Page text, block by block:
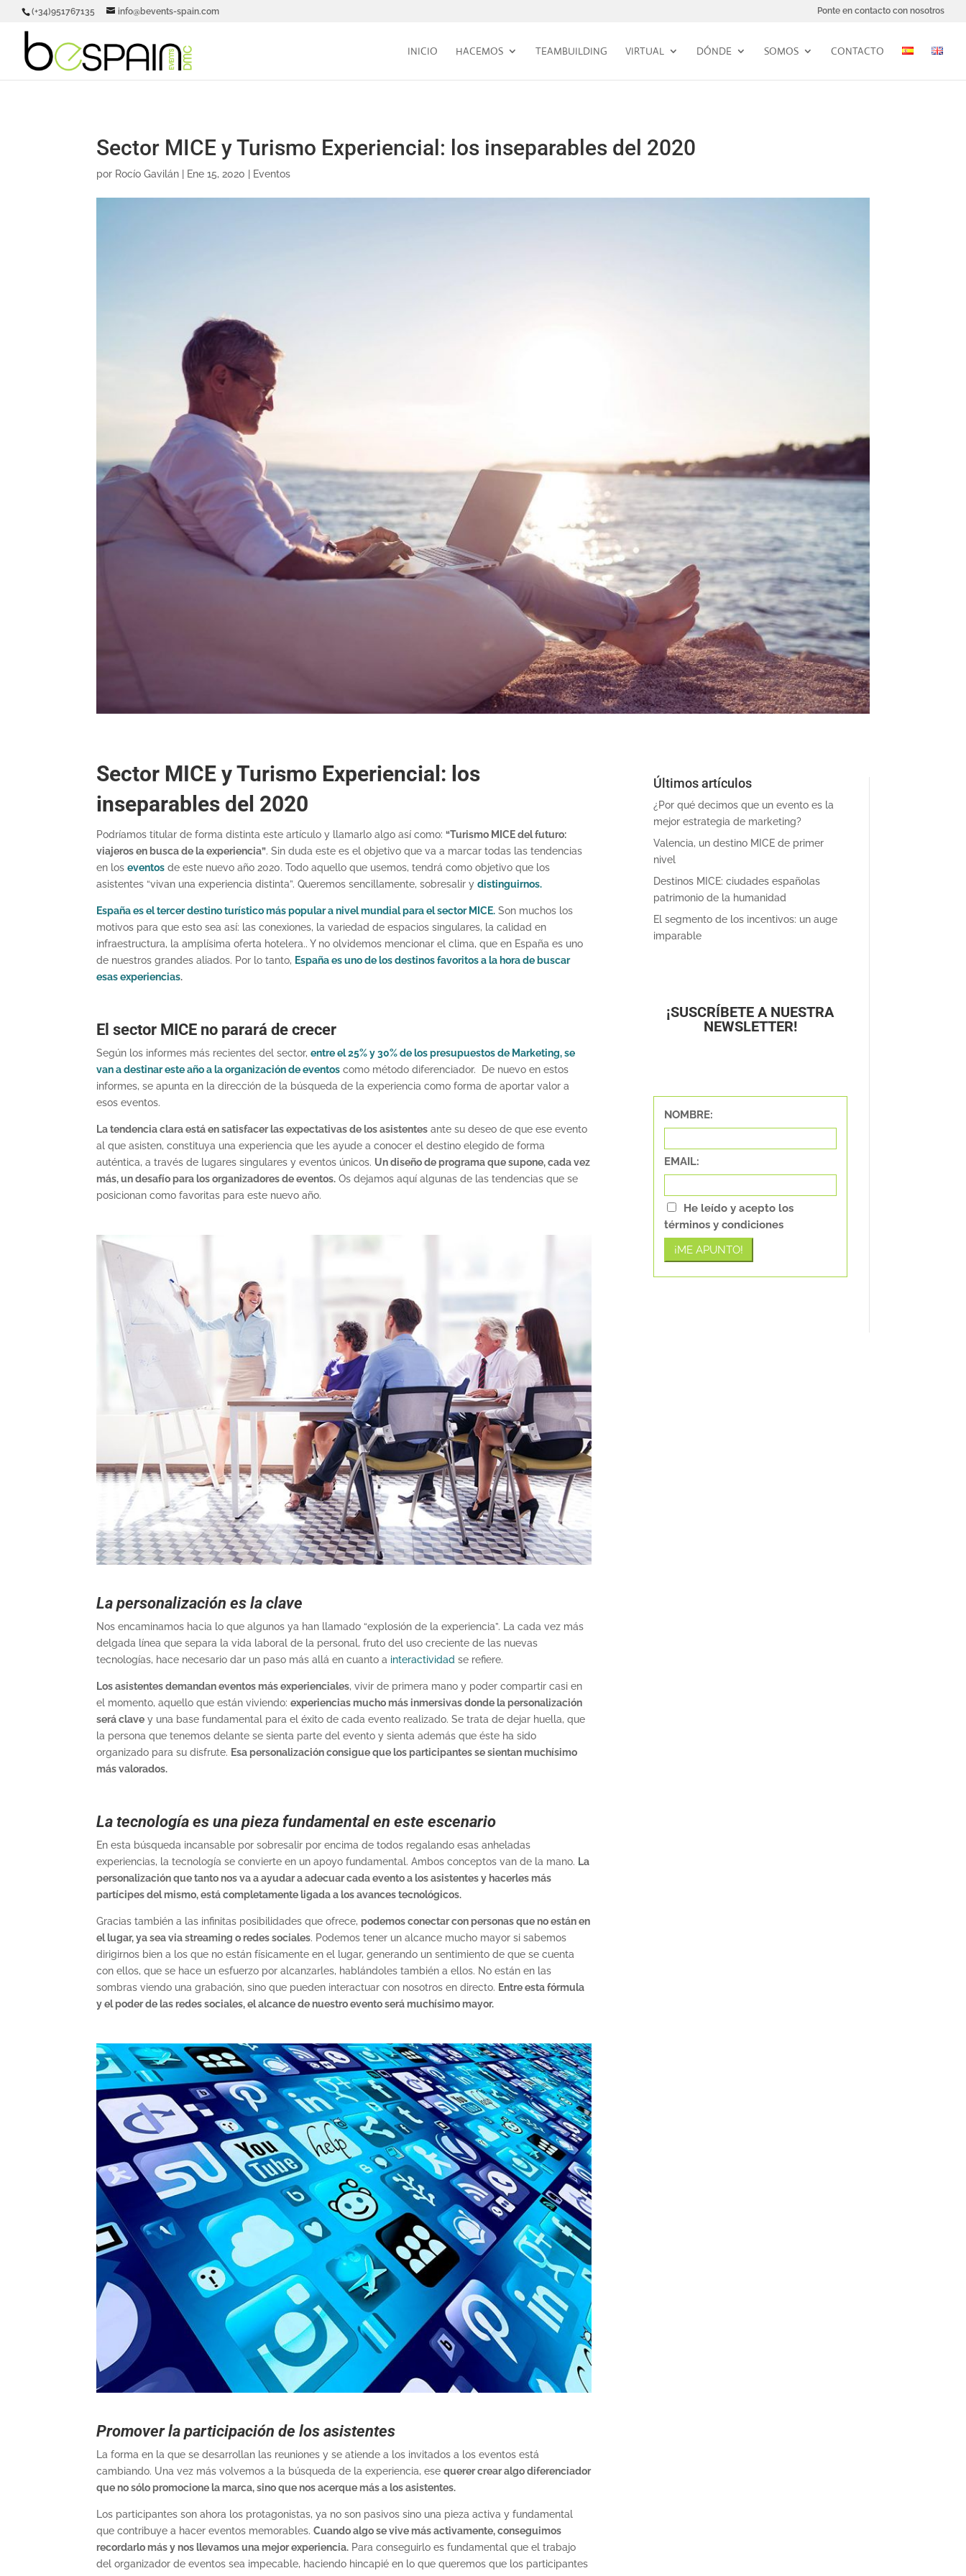
(+34)951767135 info@bevents-spain.com Ponte en contacto con nosotros
INICIO HACEMOS TEAMBUILDING VIRTUAL DÓNDE SOMOS CONTACTO
Sector MICE y Turismo Experiencial: los inseparables del 2020
por Rocío Gavilán Ene 15, 2020 Eventos
Sector MICE y Turismo Experiencial: los
inseparables del 2020
Podríamos titular de forma distinta este artículo y llamarlo algo así como:“Turismo MICE del futuro:
viajeros en busca de la experiencia”. Sin duda este es el objetivo que va a marcar todas las tendencias
en loseventos de este nuevo año 2020. Todo aquello que usemos, tendrá como objetivo que los
asistentes “vivan una experiencia distinta”. Queremos sencillamente, sobresalir ydistinguirnos.
España es el tercer destino turístico más popular a nivel mundial para el sector MICE. Son muchos los
motivos para que esto sea así: las conexiones, la variedad de espacios singulares, la calidad en
infraestructura, la amplísima oferta hotelera.. Y no olvidemos mencionar el clima, que en España es uno
de nuestros grandes aliados. Por lo tanto, España es uno de los destinos favoritos a la hora de buscar
esas experiencias.
El sector MICE no parará de crecer
Según los informes más recientes del sector,entre el 25% y 30% de los presupuestos de Marketing, se
van a destinar este año a la organización de eventos como método diferenciador. De nuevo en estos
informes, se apunta en la dirección de la búsqueda de la experiencia como forma de aportar valor a
esos eventos.
La tendencia clara está en satisfacer las expectativas de los asistentes ante su deseo de que ese evento
al que asisten, constituya una experiencia que les ayude a conocer el destino elegido de forma
auténtica, a través de lugares singulares y eventos únicos. Un diseño de programa que supone, cada vez
más, un desafío para los organizadores de eventos. Os dejamos aquí algunas de las tendencias que se
posicionan como favoritas para este nuevo año.
La personalización es la clave
Nos encaminamos hacia lo que algunos ya han llamado “explosión de la experiencia”. La cada vez más
delgada línea que separa la vida laboral de la personal, fruto del uso creciente de las nuevas
tecnologías, hace necesario dar un paso más allá en cuanto a interactividad se refiere.
Los asistentes demandan eventos más experienciales, vivir de primera mano y poder compartir casi en
el momento, aquello que están viviendo:experiencias mucho más inmersivas donde la personalización
será clave y una base fundamental para el éxito de cada evento realizado. Se trata de dejar huella, que
la persona que tenemos delante se sienta parte del evento y sienta además que éste ha sido
organizado para su disfrute. Esa personalización consigue que los participantes se sientan muchísimo
más valorados.
La tecnología es una pieza fundamental en este escenario
En esta búsqueda incansable por sobresalir por encima de todos regalando esas anheladas
experiencias, la tecnología se convierte en un apoyo fundamental. Ambos conceptos van de la mano. La
personalización que tanto nos va a ayudar a adecuar cada evento a los asistentes y hacerles más
partícipes del mismo, está completamente ligada a los avances tecnológicos.
Gracias también a las infinitas posibilidades que ofrece, podemos conectar con personas que no están en
el lugar, ya sea via streaming o redes sociales. Podemos tener un alcance mucho mayor si sabemos
dirigirnos bien a los que no están físicamente en el lugar, generando un sentimiento de que se cuenta
con ellos, que se hace un esfuerzo por alcanzarles, hablándoles también a ellos. No están en las
sombras viendo una grabación, sino que pueden interactuar con nosotros en directo. Entre esta fórmula
y el poder de las redes sociales, el alcance de nuestro evento será muchísimo mayor.
Promover la participación de los asistentes
La forma en la que se desarrollan las reuniones y se atiende a los invitados a los eventos está
cambiando. Una vez más volvemos a la búsqueda de la experiencia, esequerer crear algo diferenciador
que no sólo promocione la marca, sino que nos acerque más a los asistentes.
Los participantes son ahora los protagonistas, ya no son pasivos sino una pieza activa y fundamental
que contribuye a hacer eventos memorables.Cuando algo se vive más activamente, conseguimos
recordarlo más y nos llevamos una mejor experiencia. Para conseguirlo es fundamental que el trabajo
del organizador de eventos sea impecable, haciendo hincapié en lo que queremos que los participantes
Últimos artículos
¿Por qué decimos que un evento es la
mejor estrategia de marketing?
Valencia, un destino MICE de primer
nivel
Destinos MICE: ciudades españolas
patrimonio de la humanidad
El segmento de los incentivos: un auge
imparable
¡SUSCRÍBETE A NUESTRA
NEWSLETTER!
NOMBRE:
EMAIL:
He leído y acepto los
términos y condiciones